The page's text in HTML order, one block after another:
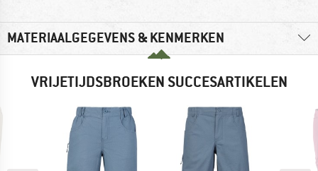
MATERIAALGEGEVENS & KENMERKEN
VRIJETIJDSBROEKEN SUCCESARTIKELEN